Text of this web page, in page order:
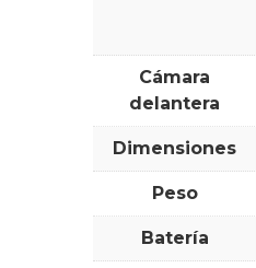
Cámara
delantera
Dimensiones
Peso
Batería